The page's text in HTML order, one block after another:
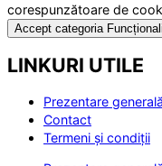
corespunzătoare de
Accept categoria
LINKURI UTILE
Prezentare generală
Contact
Termeni și condiții